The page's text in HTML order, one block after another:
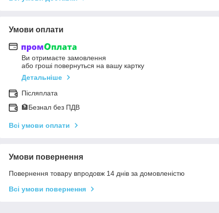
Умови оплати
Ви отримаєте замовлення
або гроші повернуться на вашу картку
Детальніше
Післяплата
🏦Безнал без ПДВ
Всі умови оплати
Умови повернення
Повернення товару впродовж 14 днів за домовленістю
Всі умови повернення